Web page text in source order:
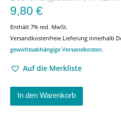
9,80 €
Enthält 7% red. MwSt.
Versandkostenfreie Lieferung innerhalb
gewichtsabhängige Versandkosten.
Auf die Merkliste
In den Warenkorb